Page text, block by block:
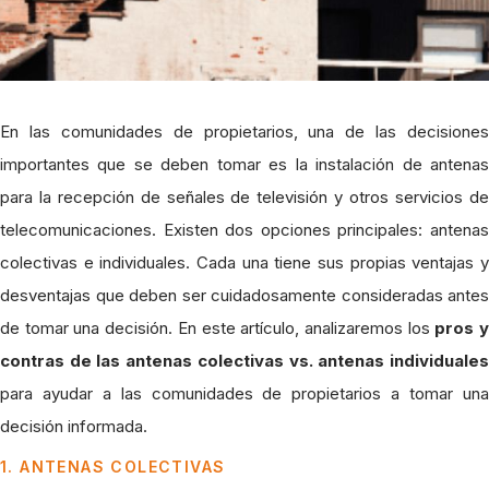
En las comunidades de propietarios, una de las decisiones
importantes que se deben tomar es la instalación de antenas
para la recepción de señales de televisión y otros servicios de
telecomunicaciones. Existen dos opciones principales: antenas
colectivas e individuales. Cada una tiene sus propias ventajas y
desventajas que deben ser cuidadosamente consideradas antes
de tomar una decisión. En este artículo, analizaremos los pros y
contras de las antenas colectivas vs. antenas individuales
para ayudar a las comunidades de propietarios a tomar una
decisión informada.
1. ANTENAS COLECTIVAS